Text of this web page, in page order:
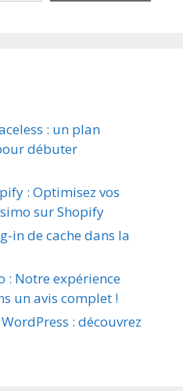
: un plan
débuter
: Optimisez vos
sur Shopify
in de cache dans la
: Notre expérience
un avis complet !
: découvrez